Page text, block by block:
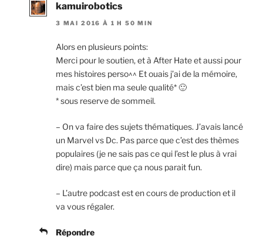
kamuirobotics
3 MAI 2016 À 1 H 50 MIN
Alors en plusieurs points:
Merci pour le soutien, et à After Hate et aussi pour
mes histoires perso^^ Et ouais j’ai de la mémoire,
mais c’est bien ma seule qualité* 🙂
* sous reserve de sommeil.
– On va faire des sujets thématiques. J’avais lancé
un Marvel vs Dc. Pas parce que c’est des thèmes
populaires (je ne sais pas ce qui l’est le plus à vrai
dire) mais parce que ça nous parait fun.
– L’autre podcast est en cours de production et il
va vous régaler.
Répondre